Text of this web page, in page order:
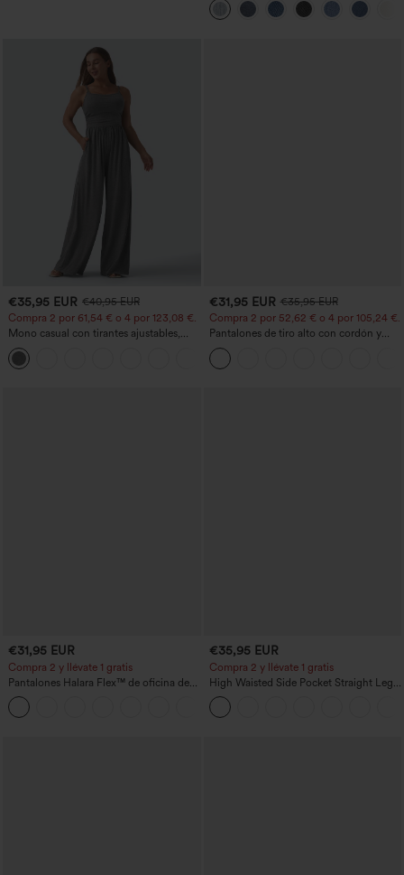
con cremallera, corte baggy y pierna
ancha
€35,95 EUR €40,95 EUR
Compra 2 por 61,54 € o 4 por 123,08 €.
Mono casual con tirantes ajustables,
fruncidos, pierna ancha, tejido jaspeado
y bolsillos - Easy Peezy
€31,95 EUR €35,95 EUR
Compra 2 por 52,62 € o 4 por 105,24 €.
Pantalones de tiro alto con cordón y
bolsillos, pernera ancha, holgados y de
estilo casual con tacto de lino.
€31,95 EUR
Compra 2 y llévate 1 gratis
Pantalones Halara Flex™ de oficina de
tiro alto ligeramente acampanados con
bolsillos
€35,95 EUR
Compra 2 y llévate 1 gratis
High Waisted Side Pocket Straight Leg
Work Pants